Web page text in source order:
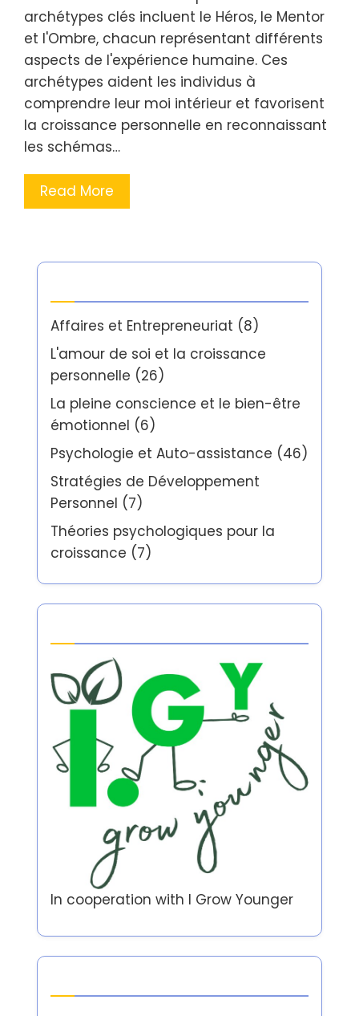
archétypes clés incluent le Héros, le Mentor
et l'Ombre, chacun représentant différents
aspects de l'expérience humaine. Ces
archétypes aident les individus à
comprendre leur moi intérieur et favorisent
la croissance personnelle en reconnaissant
les schémas…
Read More
Affaires et Entrepreneuriat (8)
L'amour de soi et la croissance
personnelle (26)
La pleine conscience et le bien-être
émotionnel (6)
Psychologie et Auto-assistance (46)
Stratégies de Développement
Personnel (7)
Théories psychologiques pour la
croissance (7)
In cooperation with I Grow Younger